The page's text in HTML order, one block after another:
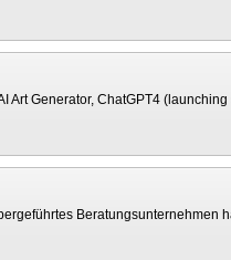
Art Generator, ChatGPT4
Beratungsunternehmen